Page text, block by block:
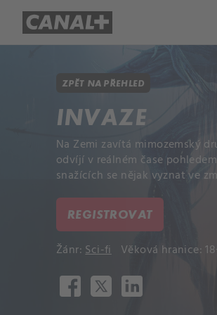
ZPĚT NA PŘEHLED
INVAZE
Na Zemi zavítá mimozemský
odvíjí v reálném čase
snažících se nějak vyznat ve
REGISTROVAT
Žánr:Sci-fi Věková hranice: